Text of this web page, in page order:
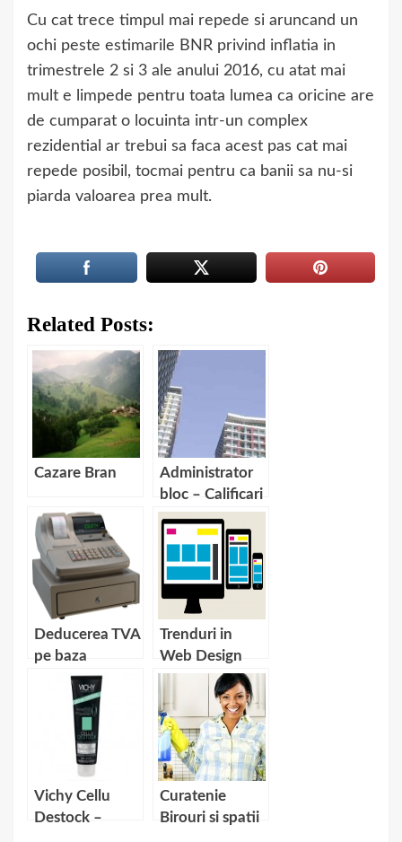
Cu cat trece timpul mai repede si aruncand un
ochi peste estimarile BNR privind inflatia in
trimestrele 2 si 3 ale anului 2016, cu atat mai
mult e limpede pentru toata lumea ca oricine are
de cumparat o locuinta intr-un complex
rezidential ar trebui sa faca acest pas cat mai
repede posibil, tocmai pentru ca banii sa nu-si
piarda valoarea prea mult.
Related Posts:
Cazare Bran
Administrator
bloc – Calificari
necesare
Deducerea TVA
pe baza
bonului fiscal
Trenduri in
Web Design
Vichy Cellu
Destock –
Curatenie
Birouri si spatii